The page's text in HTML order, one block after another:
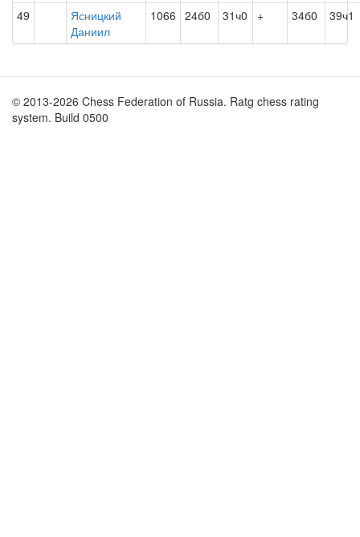
49
Ясницкий
Даниил
1066 24б0 31ч0 + 34б0 39ч1
© 2013-2026 Chess Federation of Russia. Ratg chess rating
system. Build 0500